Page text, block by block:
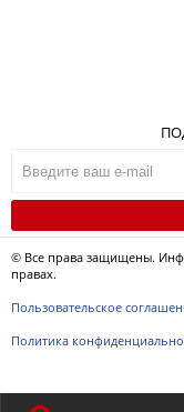
© Все права защищены.
правах.
Пользовательское
Политика